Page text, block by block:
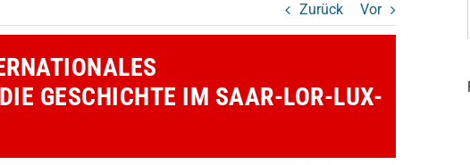
Zurück Vor
GESCHICHTE IM SAAR-LOR-LUX-